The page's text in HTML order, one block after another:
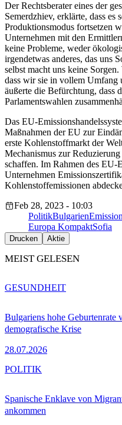
Der Rechtsberater eines der
Semerdzhiev, erklärte, dass
Produktionsmodus fortsetzen
Unternehmen mit den
keine Probleme, weder
irgendetwas anderes, das uns
selbst macht uns keine
dass wir sie in vollem Umfang
äußerte die Befürchtung, dass
Parlamentswahlen
Das EU-
Maßnahmen der EU zur
erste Kohlenstoffmarkt der
Mechanismus zur
schaffen. Im Rahmen des EU-
Unternehmen
Kohlenstoffemissionen
Feb 28, 2023 - 10:03
PolitikBulgarien
Europa KompaktSofia
Drucken Aktie
MEIST GELESEN
Bulgariens hohe Geburtenrate
demografische Krise
28.07.2026
GESUNDHEIT
Spanische Enklave von
ankommen
POLITIK